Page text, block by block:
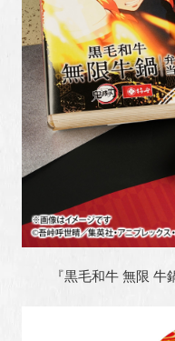
『黒毛和牛 無限 牛